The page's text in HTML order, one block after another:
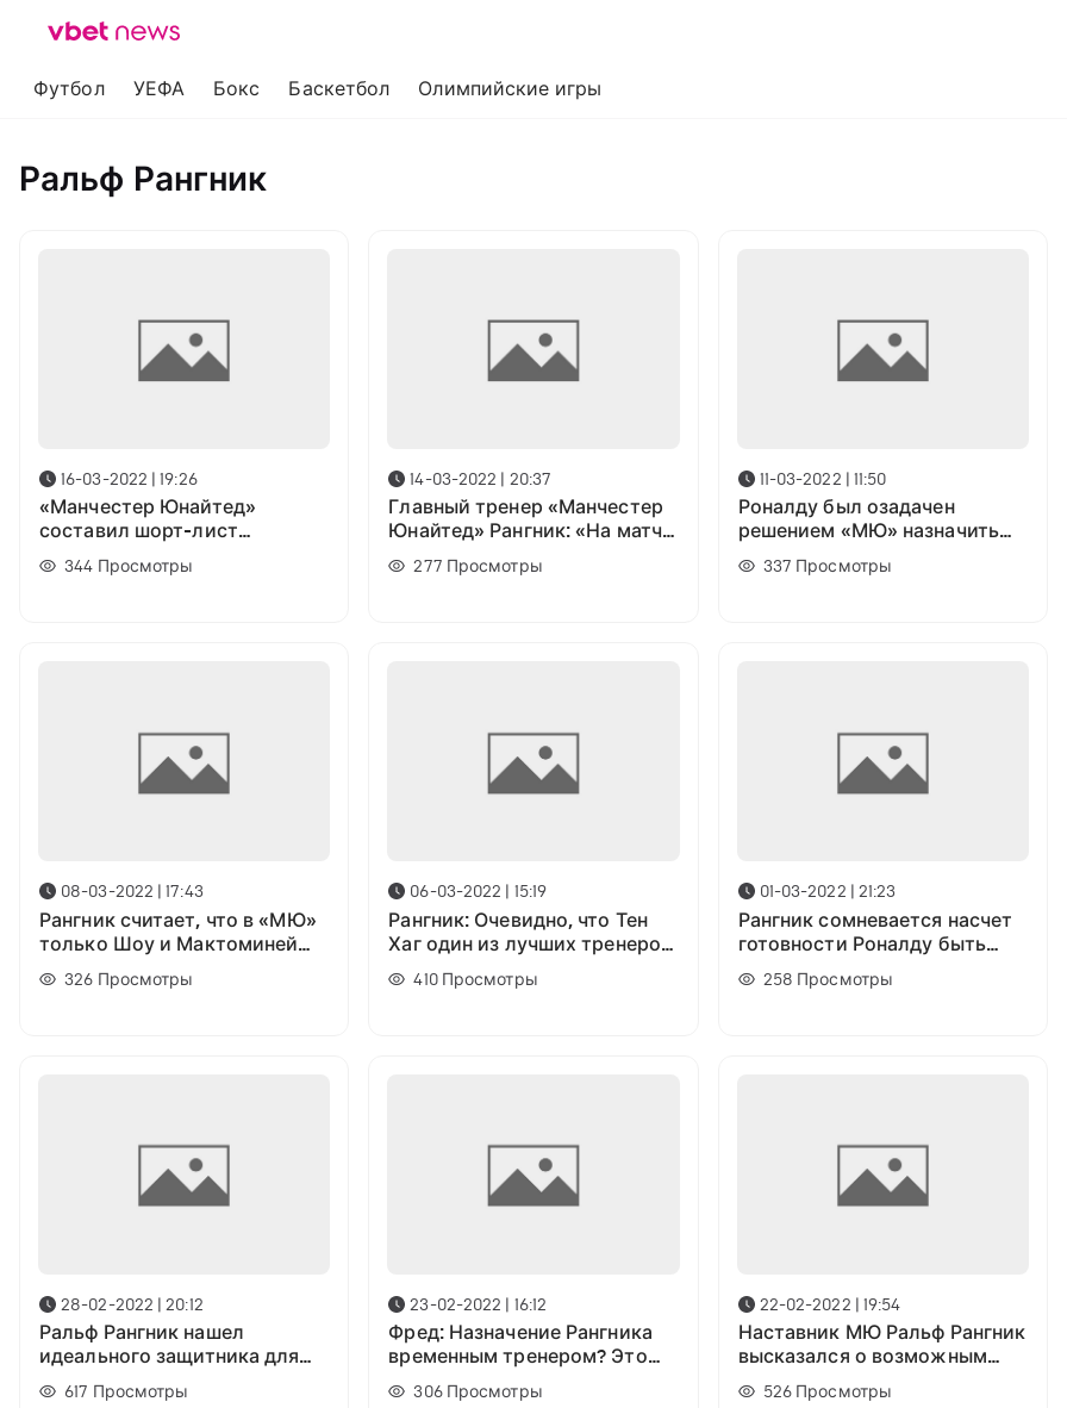
Футбол УЕФА Бокс Баскетбол Олимпийские игры
Ральф Рангник
16-03-2022 | 19:26
«Манчестер Юнайтед»
составил шорт-лист
кандидатов на пост нового
главного тренера команды
344 Просмотры
14-03-2022 | 20:37
Главный тренер «Манчестер
Юнайтед» Рангник: «На матч с
«Атлетико» доступны все,
кроме Шоу»
277 Просмотры
11-03-2022 | 11:50
Роналду был озадачен
решением «МЮ» назначить
временного главного тренера
337 Просмотры
08-03-2022 | 17:43
Рангник считает, что в «МЮ»
только Шоу и Мактоминей
обладают лидерскими
качествами
326 Просмотры
06-03-2022 | 15:19
Рангник: Очевидно, что Тен
Хаг один из лучших тренеров
в Европе
410 Просмотры
01-03-2022 | 21:23
Рангник сомневается насчет
готовности Роналду быть
основным нападающим в
следующем сезоне
258 Просмотры
28-02-2022 | 20:12
Ральф Рангник нашел
идеального защитника для
МЮ617 Просмотры
23-02-2022 | 16:12
Фред: Назначение Рангника
временным тренером? Это
немного странно
306 Просмотры
22-02-2022 | 19:54
Наставник МЮ Ральф Рангник
высказался о возможным
переносе финала ЛЧ
526 Просмотры